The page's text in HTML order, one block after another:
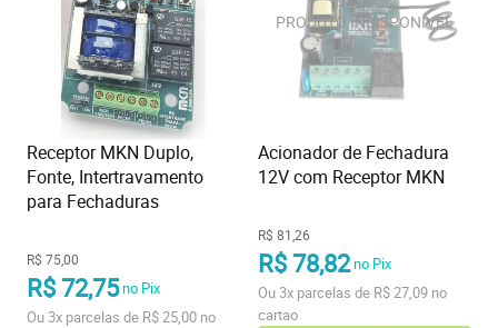
Receptor MKN Duplo,
Fonte, Intertravamento
para Fechaduras
R$ 75,00
R$ 72,75no Pix
Ou3x parcelas de R$ 25,00 no
Acionador de Fechadura
12V com Receptor MKN
R$ 81,26
R$ 78,82no Pix
Ou3x parcelas de R$ 27,09 no
cartao